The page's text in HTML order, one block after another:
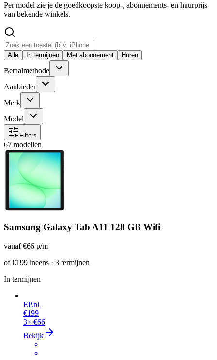
Per model zie je de goedkoopste koop-, abonnements- en huurprijs
van bekende winkels.
Alle In termijnen Met abonnement Huren
Betaalmethode
Aanbieder
Merk
Model
Filters
67 modellen
Samsung Galaxy Tab A11 128 GB Wifi
vanaf€66 p/m
of€199 ineens · 3 termijnen
In termijnen
EP.nl
€199
3× €66
Bekijk